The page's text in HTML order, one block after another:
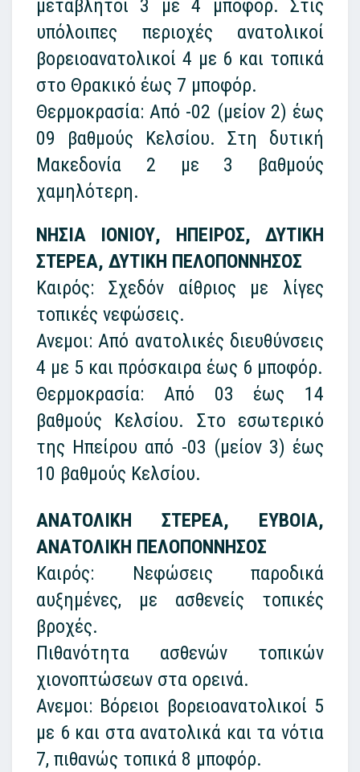
μεταβλητοί 3 με 4 μποφόρ. Στις
υπόλοιπες περιοχές ανατολικοί
βορειοανατολικοί 4 με 6 και τοπικά
στο Θρακικό έως 7 μποφόρ.
Θερμοκρασία: Από -02 (μείον 2) έως
09 βαθμούς Κελσίου. Στη δυτική
Μακεδονία 2 με 3 βαθμούς
χαμηλότερη.
ΝΗΣΙΑ ΙΟΝΙΟΥ, ΗΠΕΙΡΟΣ, ΔΥΤΙΚΗ
ΣΤΕΡΕΑ, ΔΥΤΙΚΗ ΠΕΛΟΠΟΝΝΗΣΟΣ
Καιρός: Σχεδόν αίθριος με λίγες
τοπικές νεφώσεις.
Ανεμοι: Από ανατολικές διευθύνσεις
4 με 5 και πρόσκαιρα έως 6 μποφόρ.
Θερμοκρασία: Από 03 έως 14
βαθμούς Κελσίου. Στο εσωτερικό
της Ηπείρου από -03 (μείον 3) έως
10 βαθμούς Κελσίου.
ΑΝΑΤΟΛΙΚΗ ΣΤΕΡΕΑ, ΕΥΒΟΙΑ,
ΑΝΑΤΟΛΙΚΗ ΠΕΛΟΠΟΝΝΗΣΟΣ
Καιρός: Νεφώσεις παροδικά
αυξημένες, με ασθενείς τοπικές
βροχές.
Πιθανότητα ασθενών τοπικών
χιονοπτώσεων στα ορεινά.
Ανεμοι: Βόρειοι βορειοανατολικοί 5
με 6 και στα ανατολικά και τα νότια
7, πιθανώς τοπικά 8 μποφόρ.